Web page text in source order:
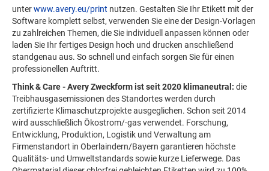
unterwww.avery.eu/print nutzen. Gestalten Sie Ihr Etikett mit der
Software komplett selbst, verwenden Sie eine der Design-Vorlagen
zu zahlreichen Themen, die Sie individuell anpassen können oder
laden Sie Ihr fertiges Design hoch und drucken anschließend
standgenau aus. So schnell und einfach sorgen Sie für einen
professionellen Auftritt.
Think & Care - Avery Zweckform ist seit 2020 klimaneutral: die
Treibhausgasemissionen des Standortes werden durch
zertifizierte Klimaschutzprojekte ausgeglichen. Schon seit 2014
wird ausschließlich Ökostrom/-gas verwendet. Forschung,
Entwicklung, Produktion, Logistik und Verwaltung am
Firmenstandort in Oberlaindern/Bayern garantieren höchste
Qualitäts- und Umweltstandards sowie kurze Lieferwege. Das